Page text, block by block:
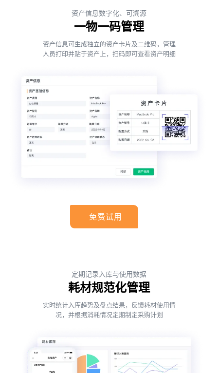
资产信息数字化、可溯源
一物一码管理
资产信息可生成独立的资产卡片及二维码，管理
人员打印并贴于资产上，扫码即可查看资产明细
免费试用
定期记录入库与使用数据
耗材规范化管理
实时统计入库趋势及盘点结果，反馈耗材使用情
况，并根据消耗情况定期制定采购计划